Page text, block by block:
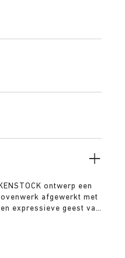
ontwerp een
afgewerkt met
expressieve geest van
gladde 1774 gesp te